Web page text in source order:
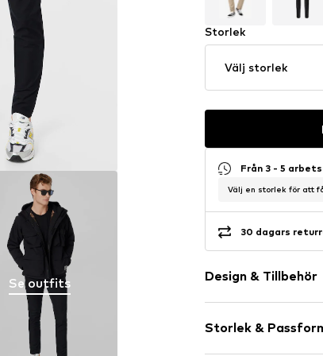
Se outfits
Storlek
Välj storlek
Från 3 - 5
Välj en storlek för att
30 dagars
Design & Tillbehör
Bomull
Rinsed/dark
Storlek &